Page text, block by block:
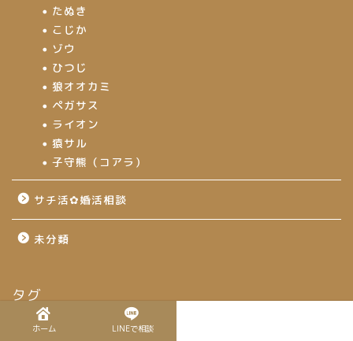
たぬき
こじか
ゾウ
ひつじ
狼オオカミ
ペガサス
ライオン
猿サル
子守熊（コアラ）
サチ活✿婚活相談
未分類
タグ
ホーム LINEで相談